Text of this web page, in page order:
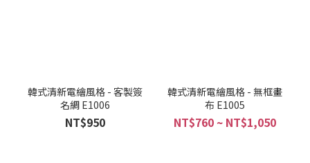
韓式清新電繪風格 - 客製簽
名綢 E1006
NT$950
韓式清新電繪風格 - 無框畫
布 E1005
NT$760 ~ NT$1,050